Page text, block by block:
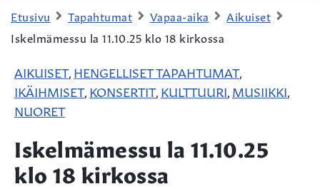
Etusivu Tapahtumat Vapaa-aika
Aikuiset
Iskelmämessu la 11.10.25 klo 18 kirkossa
AIKUISET, HENGELLISET TAPAHTUMAT,
IKÄIHMISET, KONSERTIT, KULTTUURI MUSIIKKI
NUORET
Iskelmämessu la 11.10.25
klo 18 kirkossa